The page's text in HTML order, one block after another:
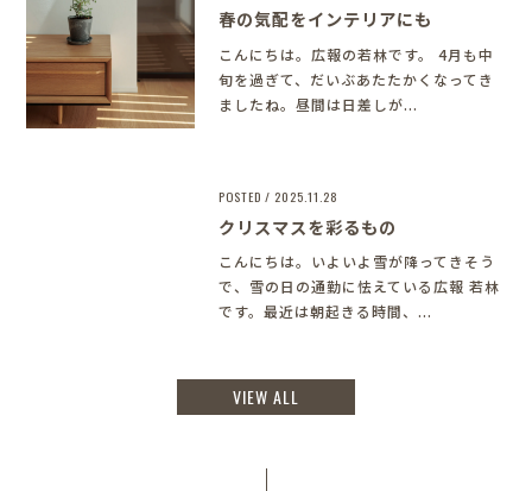
春の気配をインテリアにも
こんにちは。広報の若林です。 4月も中
旬を過ぎて、だいぶあたたかくなってき
ましたね。昼間は日差しが...
POSTED / 2025.11.28
クリスマスを彩るもの
こんにちは。いよいよ雪が降ってきそう
で、雪の日の通勤に怯えている広報 若林
です。最近は朝起きる時間、...
VIEW ALL